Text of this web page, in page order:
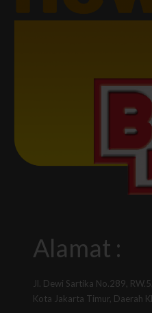
Alamat :
Jl. Dewi Sartika No.289,
Kota Jakarta Timur, Daerah